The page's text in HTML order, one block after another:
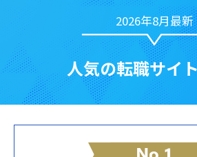
2026年8月最新
人気の転職サイ